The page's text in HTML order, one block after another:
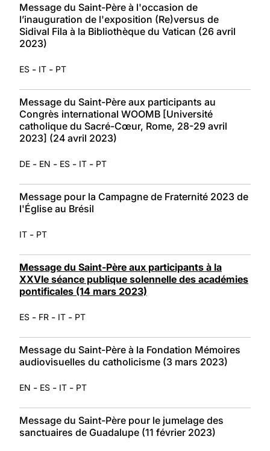
Message du Saint-Père à l'occasion de
l’inauguration de l'exposition (Re)versus de
Sidival Fila à la Bibliothèque du Vatican (26 avril
2023)
ES - IT - PT
Message du Saint-Père aux participants au
Congrès international WOOMB [Université
catholique du Sacré-Cœur, Rome, 28-29 avril
2023] (24 avril 2023)
DE - EN - ES - IT - PT
Message pour la Campagne de Fraternité 2023 de
l'Église au Brésil
IT - PT
Message du Saint-Père aux participants à la
XXVIe séance publique solennelle des académies
pontificales (14 mars 2023)
ES - FR - IT - PT
Message du Saint-Père à la Fondation Mémoires
audiovisuelles du catholicisme (3 mars 2023)
EN - ES - IT - PT
Message du Saint-Père pour le jumelage des
sanctuaires de Guadalupe (11 février 2023)